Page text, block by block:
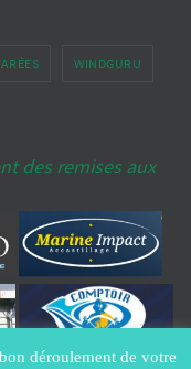
WINDGURU
des remises aux
déroulement de votre